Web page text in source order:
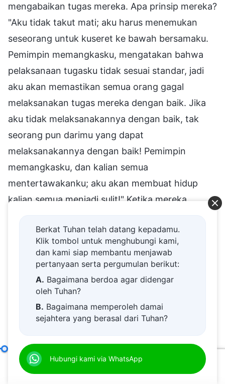
mengabaikan tugas mereka. Apa prinsip mereka?
"Aku tidak takut mati; aku harus menemukan
seseorang untuk kuseret ke bawah bersamaku.
Pemimpin memangkasku, mengatakan bahwa
pelaksanaan tugasku tidak sesuai standar, jadi
aku akan memastikan semua orang gagal
melaksanakan tugas mereka dengan baik. Jika
aku tidak melaksanakannya dengan baik, tak
seorang pun darimu yang dapat
melaksanakannya dengan baik! Pemimpin
memangkasku, dan kalian semua
mentertawakanku; aku akan membuat hidup
kalian semua menjadi sulit!" Ketika mereka
asalan atau menentang prinsip, dan seseorang
melaporkan hal ini kepada para pemimpin,
mereka menyelidiki hal ini: "Siapa yang telah
melaporkanku? Siapa yang telah mengadukanku
kepada para pemimpin? Siapa yang
berhubungan dekat dengan para pemimpin? Jika
kepada para pemimpin tingkat atas, aku tidak
akan sungkan-sungkan dengan orang itu! Aku
tidak akan melepaskannya begitu saja!" Mereka
Berkat Tuhan telah datang kepadamu.
Klik tombol untuk menghubungi kami,
dan kami siap membantu menjawab
pertanyaan serta pergumulan berikut:
A. Bagaimana berdoa agar didengar
oleh Tuhan?
B. Bagaimana memperoleh damai
sejahtera yang berasal dari Tuhan?
D.
dekat kepada Tuhan.
E.Bagaimana menyambut kedatangan
Hubungi kami via WhatsApp